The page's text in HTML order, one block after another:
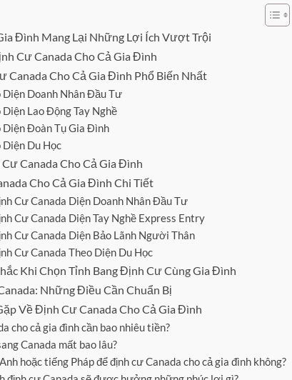
Đình Mang Lại Những Lợi Ích Vượt Trội
Cư Canada Cho Cả Gia Đình
Canada Cho Cả Gia Đình Phổ Biến Nhất
Doanh Nhân Đầu Tư
Lao Động Tay Nghề
Diện Đoàn Tụ Gia Đình
Du Học
Canada Cho Cả Gia Đình
Cho Cả Gia Đình Chi Tiết
Cư Canada Diện Doanh Nhân Đầu Tư
Cư Canada Diện Tay Nghề Express Entry
Cư Canada Diện Bảo Lãnh Người Thân
Cư Canada Theo Diện Du Học
Khi Chọn Tỉnh Bang Định Cư Cùng Gia Đình
Những Điều Cần Chuẩn Bị
Về Định Cư Canada Cho Cả Gia Đình
cho cả gia đình cần bao nhiêu tiền?
Canada mất bao lâu?
hoặc tiếng Pháp để định cư Canada cho cả gia đình không?